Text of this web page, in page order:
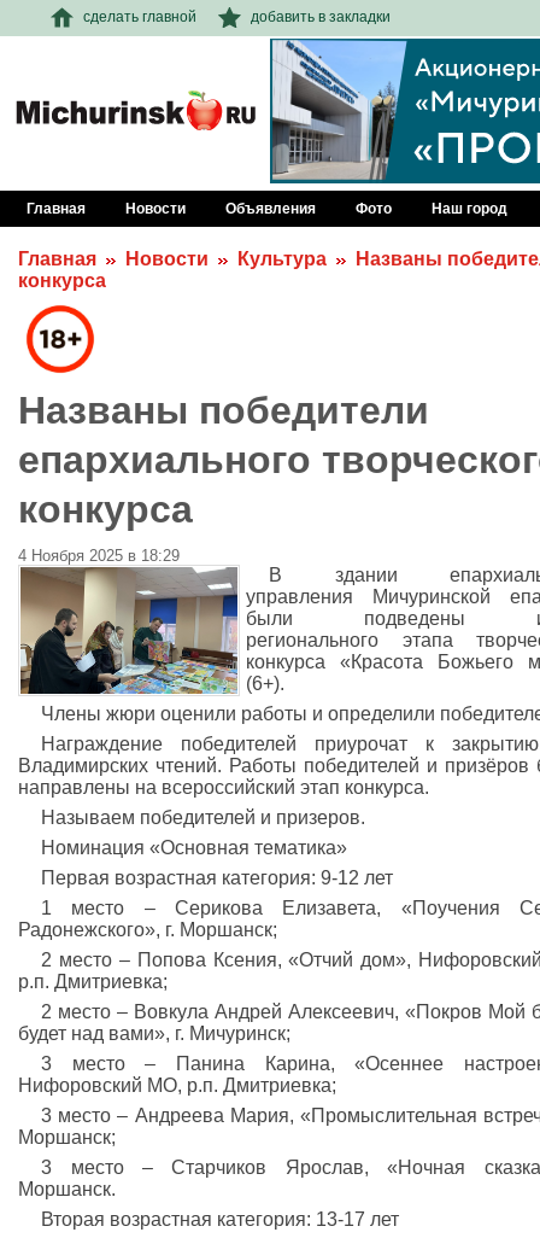
сделать главной добавить в закладки
Главная Новости Объявления Фото Наш город
Главная Новости Культура
Названы
конкурса
Названы победители
епархиального
конкурса
4 Ноября 2025 в 18:29
В здании
управления Мичуринской
были подведены
регионального этапа
конкурса «Красота Божьего
(6+).
Члены жюри оценили работы и определили
Награждение победителей приурочат к
Владимирских чтений. Работы победителей и призёров
направлены на всероссийский этап конкурса.
Называем победителей и призеров.
Номинация «Основная тематика»
Первая возрастная категория: 9-12 лет
1 место – Серикова Елизавета, «Поучения
Радонежского», г. Моршанск;
2 место – Попова Ксения, «Отчий дом»,
р.п. Дмитриевка;
2 место – Вовкула Андрей Алексеевич, «Покров Мой
будет над вами», г. Мичуринск;
3 место – Панина Карина, «Осеннее
Нифоровский МО, р.п. Дмитриевка;
3 место – Андреева Мария, «Промыслительная
Моршанск;
3 место – Старчиков Ярослав, «Ночная
Моршанск.
Вторая возрастная категория: 13-17 лет